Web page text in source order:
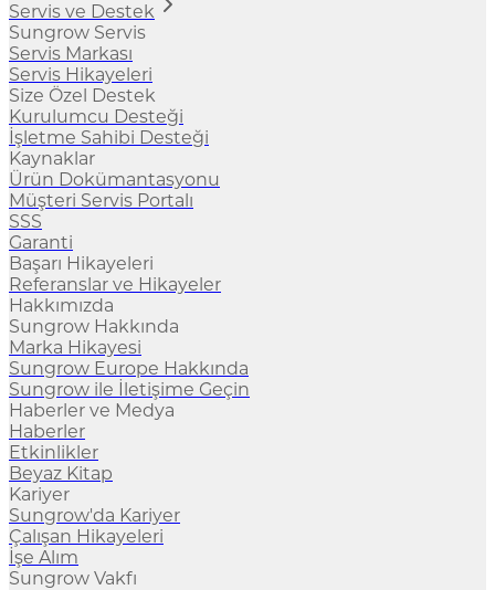
Servis ve Destek
Sungrow Servis
Servis Markası
Servis Hikayeleri
Size Özel Destek
Kurulumcu Desteği
İşletme Sahibi Desteği
Kaynaklar
Ürün Dokümantasyonu
Müşteri Servis Portalı
SSS
Garanti
Başarı Hikayeleri
Referanslar ve Hikayeler
Hakkımızda
Sungrow Hakkında
Marka Hikayesi
Sungrow Europe Hakkında
Sungrow ile İletişime Geçin
Haberler ve Medya
Haberler
Etkinlikler
Beyaz Kitap
Kariyer
Sungrow'da Kariyer
Çalışan Hikayeleri
İşe Alım
Sungrow Vakfı